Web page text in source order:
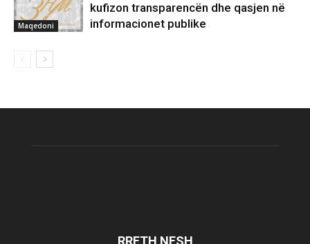
Maqedoni
kufizon transparencën dhe qasjen në
informacionet publike
RRETH NESH